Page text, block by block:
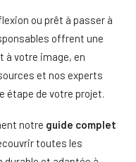
ou prêt à passer à
offrent une
à votre image, en
et nos experts
étape de votre projet.
notre guide complet
toutes les